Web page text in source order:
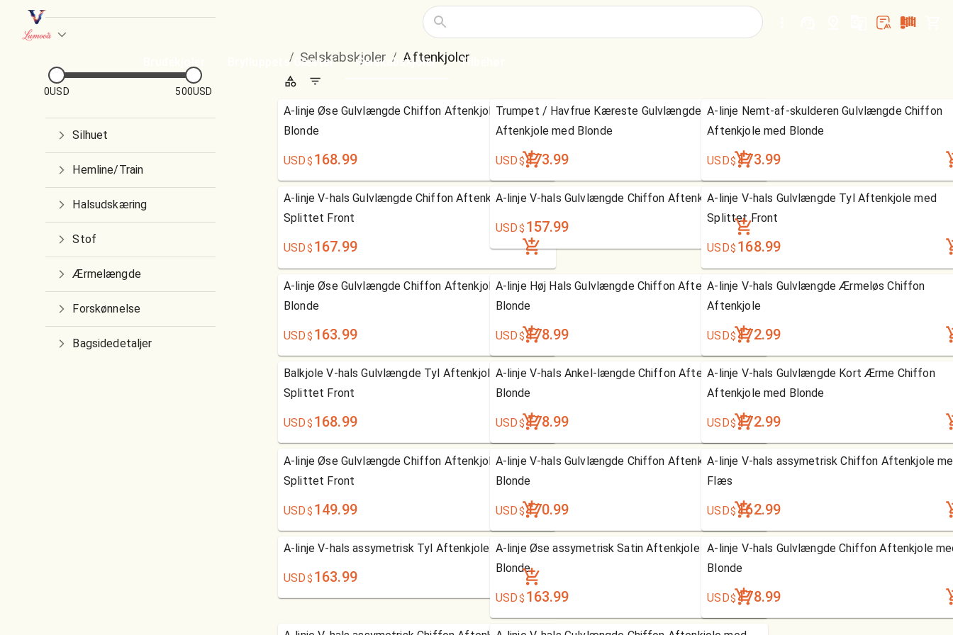
Brylluppets Gæster Selskabskjoler Tilbehør
0USD 500USD
Silhuet
Hemline/Train
Halsudskæring
Stof
Ærmelængde
Forskønnelse
Bagsidedetaljer
/ Selskabskjoler / Aftenkjoler
A-linje Øse Gulvlængde Chiffon Aftenkjole med
Blonde
USD$ 168.99
Trumpet / Havfrue Kæreste Gulvlængde Chiffon
Aftenkjole med Blonde
USD$173.99
A-linje Nemt-af-skulderen Gulvlængde Chiffon
Aftenkjole med Blonde
USD$ 173.99
A-linje V-hals Gulvlængde Chiffon Aftenkjole med
Splittet Front
USD$ 167.99
A-linje V-hals Gulvlængde Chiffon Aftenkjole
USD$ 157.99
A-linje V-hals Gulvlængde Tyl Aftenkjole med
Splittet Front
USD$ 168.99
A-linje Øse Gulvlængde Chiffon Aftenkjole med
Blonde
USD$ 163.99
A-linje Høj Hals Gulvlængde Chiffon Aftenkjole med
Blonde
USD$178.99
A-linje V-hals Gulvlængde Ærmeløs Chiffon
Aftenkjole
USD$ 172.99
Balkjole V-hals Gulvlængde Tyl Aftenkjole med
Splittet Front
USD$ 168.99
A-linje V-hals Ankel-længde Chiffon Aftenkjole med
Blonde
USD$178.99
A-linje V-hals Gulvlængde Kort Ærme Chiffon
Aftenkjole med Blonde
USD$ 172.99
A-linje Øse Gulvlængde Chiffon Aftenkjole med
Splittet Front
USD$ 149.99
A-linje V-hals Gulvlængde Chiffon Aftenkjole med
Blonde
USD$170.99
A-linje V-hals assymetrisk Chiffon Aftenkjole
Flæs
USD$ 162.99
A-linje V-hals assymetrisk Tyl Aftenkjole
USD$ 163.99
A-linje Øse assymetrisk Satin Aftenkjole med
Blonde
USD$ 163.99
A-linje V-hals Gulvlængde Chiffon Aftenkjole
Blonde
USD$ 178.99